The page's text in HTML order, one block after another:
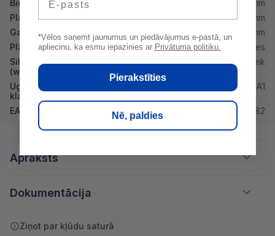
Biezums
40 mm
Platums
1200 mm
Garums
1800 mm
Plātņu skaits paletē
30 loksnes
Siltumvadītspēja λd
(w/mk)
0,038 W/mk
Ugunsdrošibas
klase
A1
EAN 6438085884682
Apraksts
Dokumentācija
Ziņot par kļūdu saturā
*Vēlos saņemt jaunumus un piedāvājumus e-pastā, un
apliecinu, ka esmu iepazinies ar Privātuma politiku.
Pierakstīties
Nē, paldies